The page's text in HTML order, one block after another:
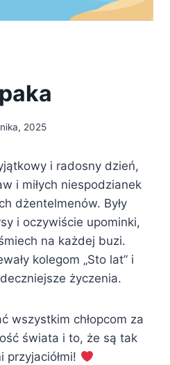
2025
i radosny dzień,
i miłych niespodzianek
dżentelmenów. Były
i oczywiście upominki,
na każdej buzi.
kolegom „Sto lat” i
życzenia.
wszystkim chłopcom za
świata i to, że są tak
przyjaciółmi!